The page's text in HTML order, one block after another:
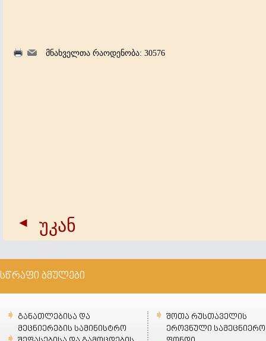
მნახველთა რაოდენობა: 30576
უკან
სწრაფი ბმულები
განათლებისა და
მეცნიერების სამინისტრო
შოთა რუსთაველის
ეროვნული სამეცნიერო